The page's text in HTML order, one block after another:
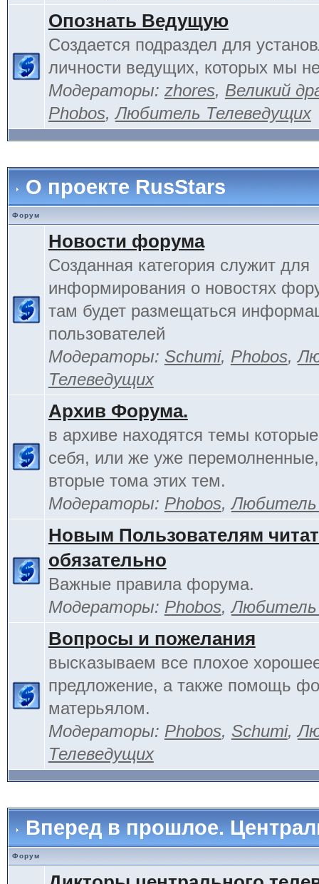
Опознать Ведущую
Создается подраздел для
личности ведущих, которых мы
Модераторы: zhores, Великий
Phobos,Любитель Телеведущих
О проекте RusStars
Форум
Новости форума
Созданная категория служит для
информирования о новостях
там будет размещаться
пользователей
Модераторы: Schumi, Phobos,
Телеведущих
Архив Форума.
в архиве находятся темы
себя, или же уже
вторые тома этих тем.
Модераторы: Phobos,Любитель
Новым Пользователям
обязательно
Важные правила форума.
Модераторы: Phobos,Любитель
Вопросы и пожелания
высказываем все плохое
предложение, а также помощь
матерьялом.
Модераторы: Phobos, Schumi,
Телеведущих
Вперед в прошлое.
Форум